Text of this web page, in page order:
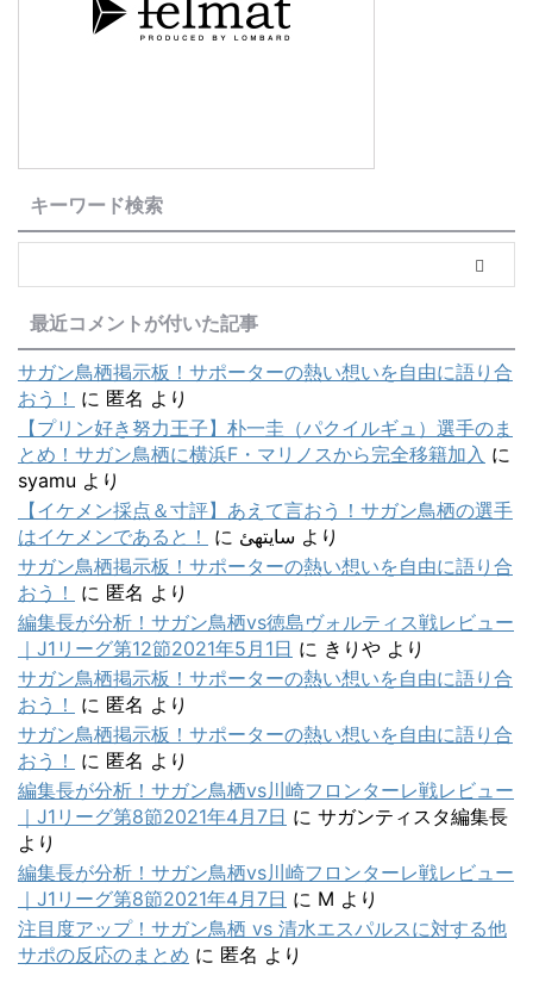
キーワード検索
最近コメントが付いた記事
サガン鳥栖掲示板！サポーターの熱い想いを自由に語り合
おう！
に 匿名 より
【プリン好き努力王子】朴一圭（パクイルギュ）選手のま
とめ！サガン鳥栖に横浜F・マリノスから完全移籍加入 に
syamu より
【イケメン採点＆寸評】あえて言おう！サガン鳥栖の選手
はイケメンであると！
に سایتهئ より
サガン鳥栖掲示板！サポーターの熱い想いを自由に語り合
おう！
に 匿名 より
編集長が分析！サガン鳥栖vs徳島ヴォルティス戦レビュー
｜J1リーグ第12節2021年5月1日 に きりや より
サガン鳥栖掲示板！サポーターの熱い想いを自由に語り合
おう！
に 匿名 より
サガン鳥栖掲示板！サポーターの熱い想いを自由に語り合
おう！
に 匿名 より
編集長が分析！サガン鳥栖vs川崎フロンターレ戦レビュー
｜J1リーグ第8節2021年4月7日 に サガンティスタ編集長
より
編集長が分析！サガン鳥栖vs川崎フロンターレ戦レビュー
｜J1リーグ第8節2021年4月7日 に M より
注目度アップ！サガン鳥栖 vs 清水エスパルスに対する他
サポの反応のまとめ に 匿名 より